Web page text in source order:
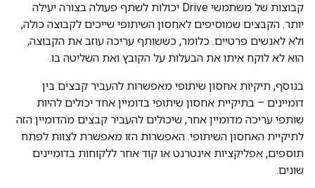
קבוצות של משתמשי Drive יכולות לשתף פעולה בצורה יעילה
יותר. הקבצים שמוסיפים לאחסון השיתופי שייכים לקבוצה כולה,
ולא לאנשים פרטיים. כלומר, כששותף עריכה עוזב את הקבוצה,
הוא לא לוקח איתו את הבעלות על הקובץ ואת השליטה בו.
בנוסף, תיקיות אחסון שיתופי מאפשרות להעביר קבצים בין
דומיינים – בתיקיית אחסון שיתופי בדומיין אחד יכולים להיות
שותפי עריכה מדומיין אחר, שיכולים להעביר קבצים מהדומיין הזה
לתיקיית האחסון השיתופי. האפשרות הזו מאפשרת לצוות לפתח
תוספים, אפליקציות אינטרנט או קוד אחר ללקוחות בדומיינים
שונים.